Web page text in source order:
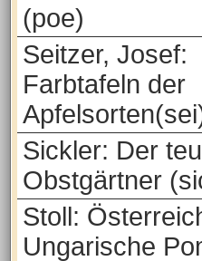
(poe)
Seitzer, Josef:
Farbtafeln der
Sickler: Der
Obstgärtner
Stoll:
Ungarische